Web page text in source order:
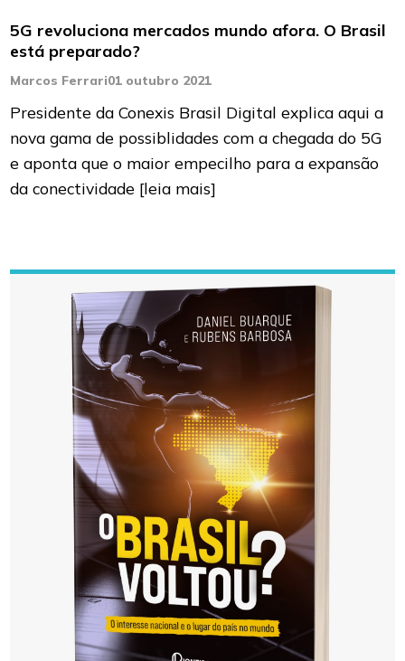
5G revoluciona mercados mundo afora. O Brasil
está preparado?
Marcos Ferrari01 outubro 2021
Presidente da Conexis Brasil Digital explica aqui a
nova gama de possiblidades com a chegada do 5G
e aponta que o maior empecilho para a expansão
da conectividade [leia mais]